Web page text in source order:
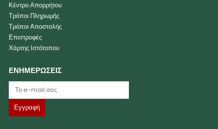
Κέντρο Απορρήτου
Τρόποι Πληρωμής
Τρόποι Αποστολής
Επιστροφές
Χάρτης Ιστότοπου
ΕΝΗΜΕΡΩΣΕΙΣ